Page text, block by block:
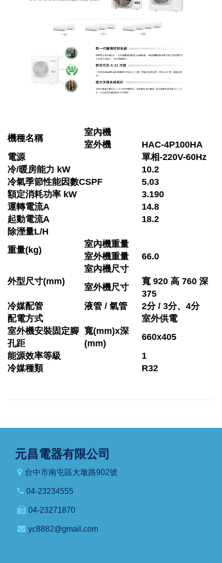
機種名稱
室內機
室外機
HAC-4P100HA
電源
單相-220V-60Hz
冷/暖房能力 kW
10.2
冷氣季節性能因數CSPF
5.03
額定消耗功率 kW
3.190
運轉電流A
14.8
起動電流A
18.2
除溼量L/H
重量(kg)
室內機重量
室外機重量
66.0
外型尺寸(mm)
室內機尺寸
室外機尺寸
寬 920 高 760 深
375
冷媒配管
液管 / 氣管
2分 / 3分、4分
配電方式
室外供電
室外機安裝固定腳
孔距
寬(mm)x深
(mm)
660x405
能源效率等級
1
冷媒種類
R32
元昌電器有限公司
台中市南屯區大墩路902號
04-23234555
04-23271870
yc8882@gmail.com